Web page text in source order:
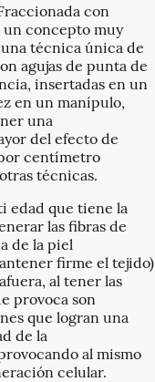
con
concepto muy
técnica única de
agujas de punta de
insertadas en un
en un manípulo,
una
del efecto de
centímetro
técnicas.
edad que tiene la
las fibras de
de la piel
firme el tejido)
al tener las
provoca son
que logran una
de la
al mismo
celular.